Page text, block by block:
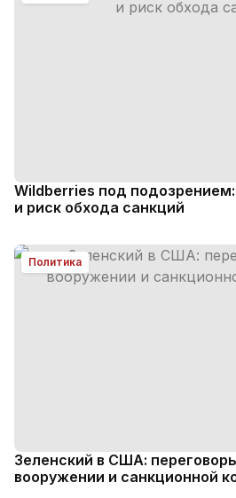
Wildberries под
и риск обхода санкций
Политика
Зеленский в США:
вооружении и санкционной